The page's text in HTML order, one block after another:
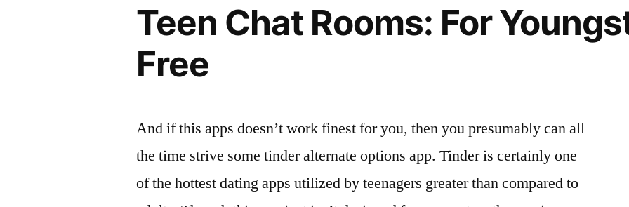
Teen Chat Rooms: For
Free
And if this apps doesn’t work finest for you, then you presumably can all
the time strive some tinder alternate options app. Tinder is certainly one
of the hottest dating apps utilized by teenagers greater than compared to